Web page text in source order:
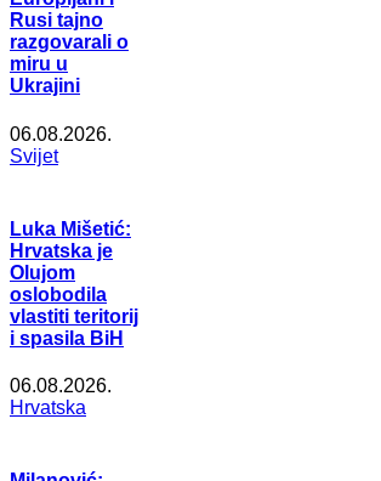
Rusi tajno
razgovarali o
miru u
Ukrajini
06.08.2026.
Svijet
Luka Mišetić:
Hrvatska je
Olujom
oslobodila
vlastiti teritorij
i spasila BiH
06.08.2026.
Hrvatska